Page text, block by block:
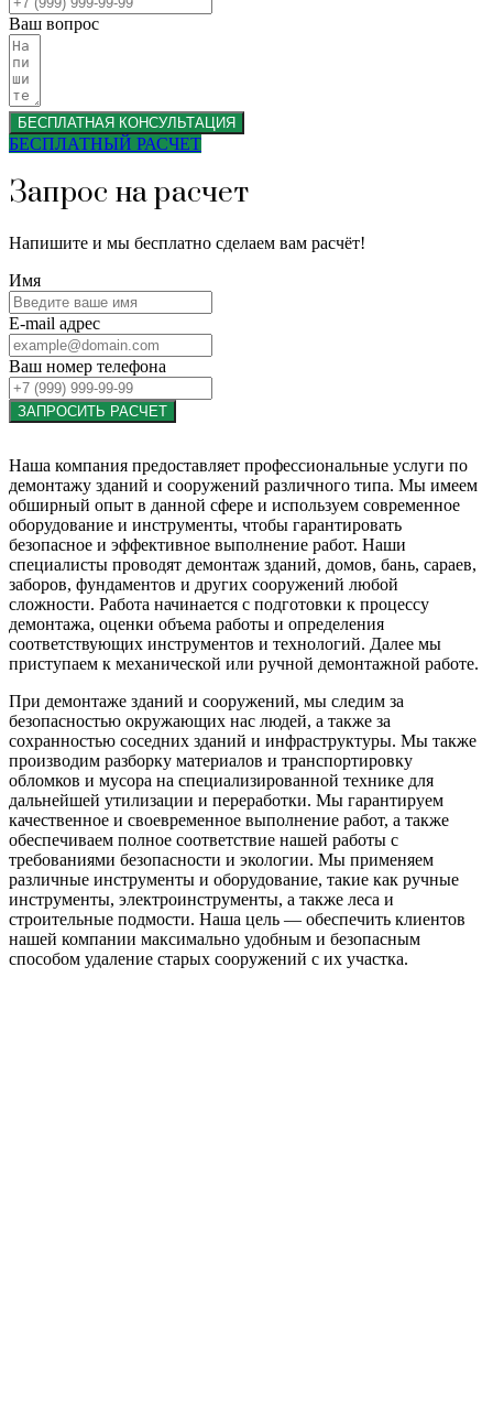
Ваш вопрос
БЕСПЛАТНАЯ КОНСУЛЬТАЦИЯ
БЕСПЛАТНЫЙ РАСЧЕТ
Запрос на расчет
Напишите и мы бесплатно сделаем вам расчёт!
Имя
E-mail адрес
Ваш номер телефона
ЗАПРОСИТЬ РАСЧЕТ
Наша компания предоставляет профессиональные услуги по
демонтажу зданий и сооружений различного типа. Мы имеем
обширный опыт в данной сфере и используем современное
оборудование и инструменты, чтобы гарантировать
безопасное и эффективное выполнение работ. Наши
специалисты проводят демонтаж зданий, домов, бань, сараев,
заборов, фундаментов и других сооружений любой
сложности. Работа начинается с подготовки к процессу
демонтажа, оценки объема работы и определения
соответствующих инструментов и технологий. Далее мы
приступаем к механической или ручной демонтажной работе.
При демонтаже зданий и сооружений, мы следим за
безопасностью окружающих нас людей, а также за
сохранностью соседних зданий и инфраструктуры. Мы также
производим разборку материалов и транспортировку
обломков и мусора на специализированной технике для
дальнейшей утилизации и переработки. Мы гарантируем
качественное и своевременное выполнение работ, а также
обеспечиваем полное соответствие нашей работы с
требованиями безопасности и экологии. Мы применяем
различные инструменты и оборудование, такие как ручные
инструменты, электроинструменты, а также леса и
строительные подмости. Наша цель — обеспечить клиентов
нашей компании максимально удобным и безопасным
способом удаление старых сооружений с их участка.